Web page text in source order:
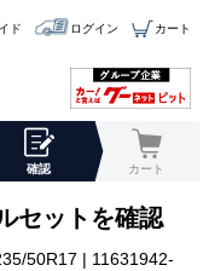
ド ログイン カート
確認 カート
セットを確認
50R17 | 11631942-